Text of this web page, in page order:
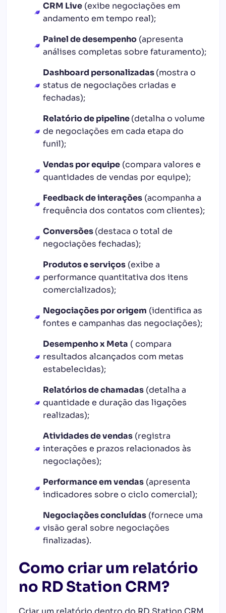
CRM Live (exibe negociações em
andamento em tempo real);
Painel de desempenho (apresenta
análises completas sobre faturamento);
Dashboard personalizadas(mostra o
status de negociações criadas e
fechadas);
Relatório de pipeline(detalha o volume
de negociações em cada etapa do
funil);
Vendas por equipe (compara valores e
quantidades de vendas por equipe);
Feedback de interações (acompanha a
frequência dos contatos com clientes);
Conversões(destaca o total de
negociações fechadas);
Produtos e serviços (exibe a
performance quantitativa dos itens
comercializados);
Negociações por origem (identifica as
fontes e campanhas das negociações);
Desempenho x Meta ( compara
resultados alcançados com metas
estabelecidas);
Relatórios de chamadas (detalha a
quantidade e duração das ligações
realizadas);
Atividades de vendas (registra
interações e prazos relacionados às
negociações);
Performance em vendas (apresenta
indicadores sobre o ciclo comercial);
Negociações concluídas (fornece uma
visão geral sobre negociações
finalizadas).
Como criar um relatório
no RD Station CRM?